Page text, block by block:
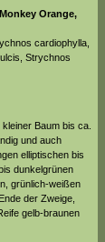
Orange,
cardiophylla,
Strychnos
Baum bis ca.
und auch
elliptischen bis
dunkelgrünen
grünlich-weißen
der Zweige,
gelb-braunen